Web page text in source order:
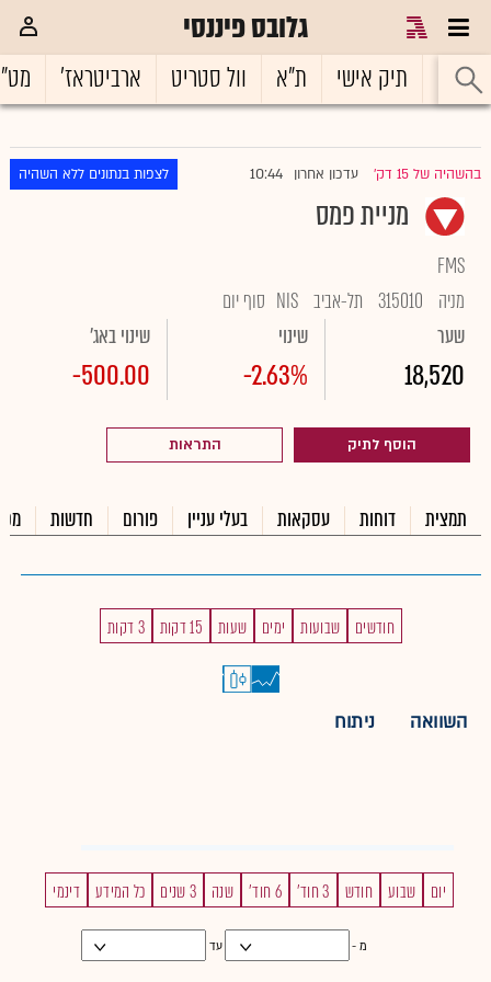
גלובס פיננסי
ראשי תיק אישי ת"א וול סטריט ארביטראז'
בהשהיה של 15 דק' עדכון אחרון 10:44 לצפות בנתונים ללא השהיה
מניית פמס
FMS
מניה
315010 תל-אביב NIS סוף יום
שער
18,520
שינוי
-2.63%
שינוי באג'
-500.00
הוסף לתיק התראות
תמצית דוחות עסקאות בעלי עניין פורום חדשות
חודשים שבועות ימים שעות 15 דקות 3 דקות
השוואה ניתוח
יום שבוע חודש 3 חוד' 6 חוד' שנה 3 שנים כל המידע דינמי
מ - עד